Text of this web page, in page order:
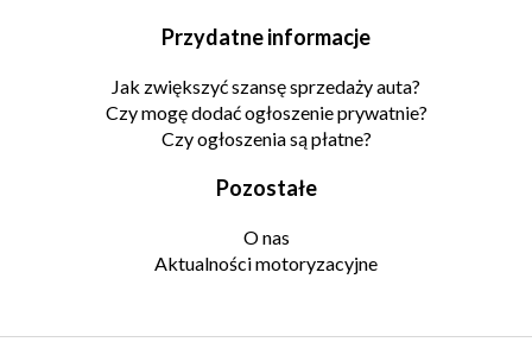
Przydatne informacje
Jak zwiększyć szansę sprzedaży auta?
Czy mogę dodać ogłoszenie prywatnie?
Czy ogłoszenia są płatne?
Pozostałe
O nas
Aktualności motoryzacyjne